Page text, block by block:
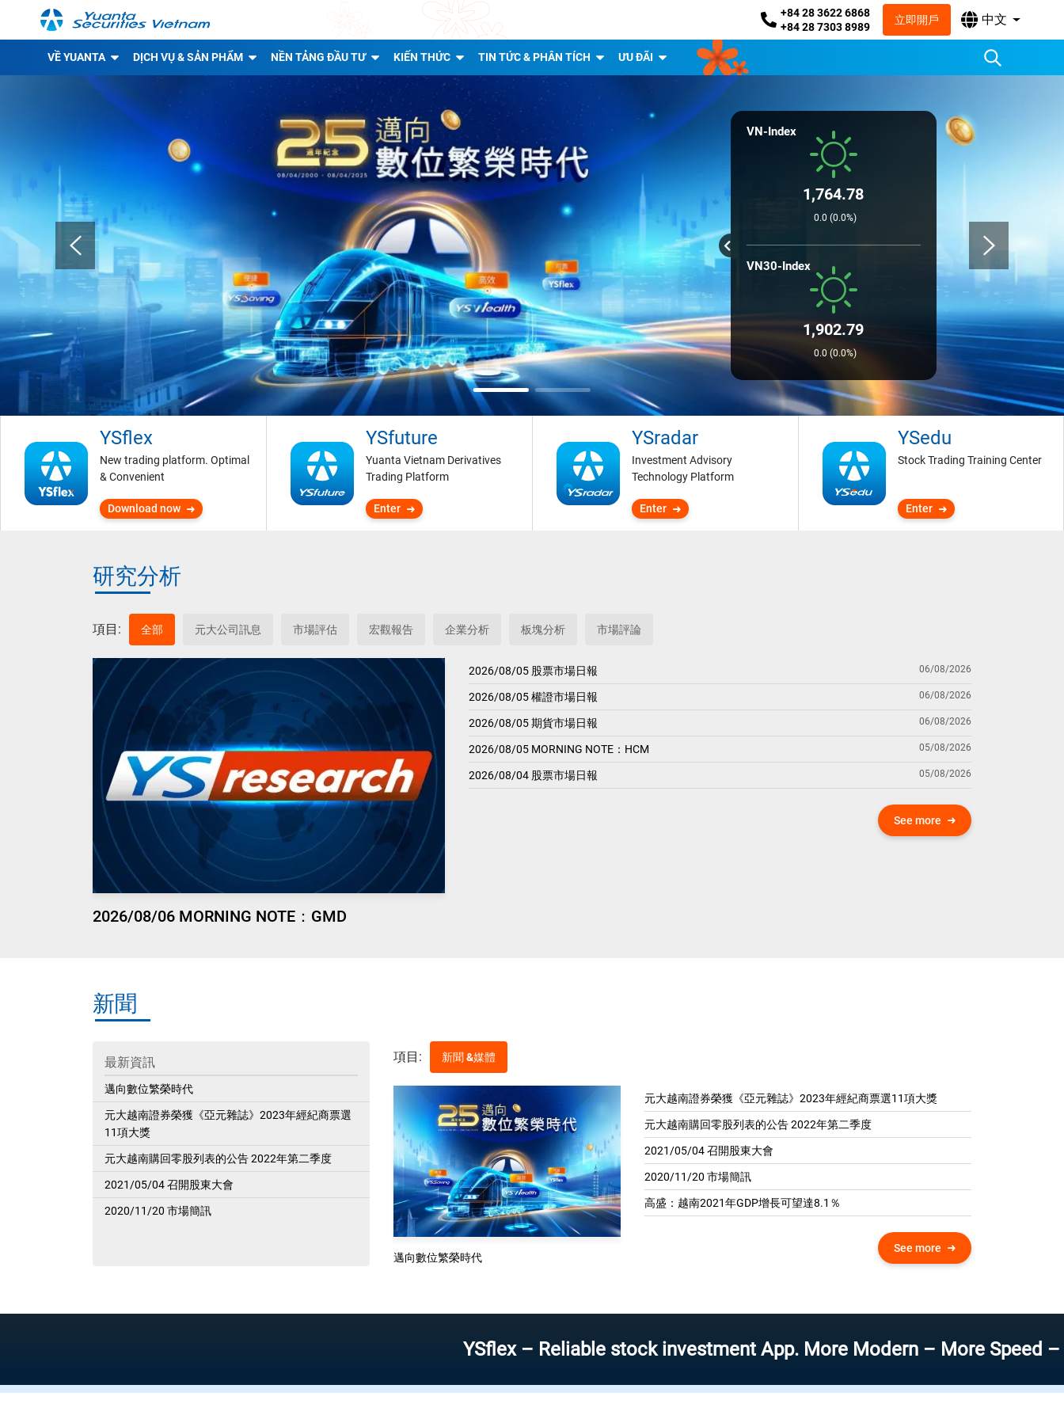
+84 28 3622 6868
+84 28 7303 8989
立即開戶 中文
VỀ YUANTA DỊCH VỤ & SẢN PHẨM NỀN TẢNG ĐẦU TƯ KIẾN THỨC TIN TỨC & PHÂN TÍCH ƯU ĐÃI
VN-Index
1,764.78
0.0 (0.0%)
VN30-Index
1,902.79
0.0 (0.0%)
YSflex
New trading platform. Optimal
& Convenient
Download now
YSfuture
Yuanta Vietnam Derivatives
Trading Platform
Enter
YSradar
Investment Advisory
Technology Platform
Enter
YSedu
Stock Trading Training Center
Enter
研究分析
項目: 全部 元大公司訊息 市場評估 宏觀報告 企業分析 板塊分析 市場評論
2026/08/06 MORNING NOTE：GMD
2026/08/05 股票市場日報 06/08/2026
2026/08/05 權證市場日報 06/08/2026
2026/08/05 期貨市場日報 06/08/2026
2026/08/05 MORNING NOTE：HCM 05/08/2026
2026/08/04 股票市場日報 05/08/2026
See more
新聞
最新資訊
邁向數位繁榮時代
元大越南證券榮獲《亞元雜誌》2023年經紀商票選
11項大獎
元大越南購回零股列表的公告 2022年第二季度
2021/05/04 召開股東大會
2020/11/20 市場簡訊
項目: 新聞 &媒體
邁向數位繁榮時代
元大越南證券榮獲《亞元雜誌》2023年經紀商票選11項大獎
元大越南購回零股列表的公告 2022年第二季度
2021/05/04 召開股東大會
2020/11/20 市場簡訊
高盛：越南2021年GDP增​​長可望達8.1％
See more
YSflex – Reliable stock investment App. More Modern – More Speed – More